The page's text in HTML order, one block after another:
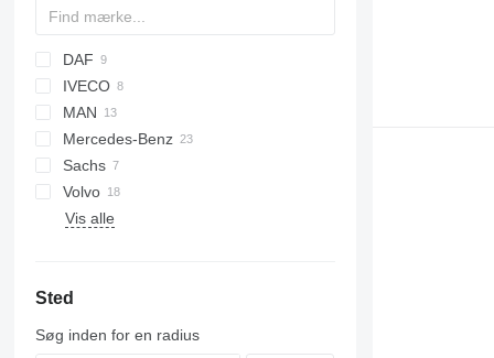
X-Series
DAF
CF
XF
Ducato
IVECO
EuroCargo
S-Way
Stralis
MAN
TGA
TGL
TGM
TGS
Mercedes-Benz
A-Class
Actros
Antos
Canter
X-Trail
Sachs
Volvo
B-series
Vis alle
Sted
Søg inden for en radius